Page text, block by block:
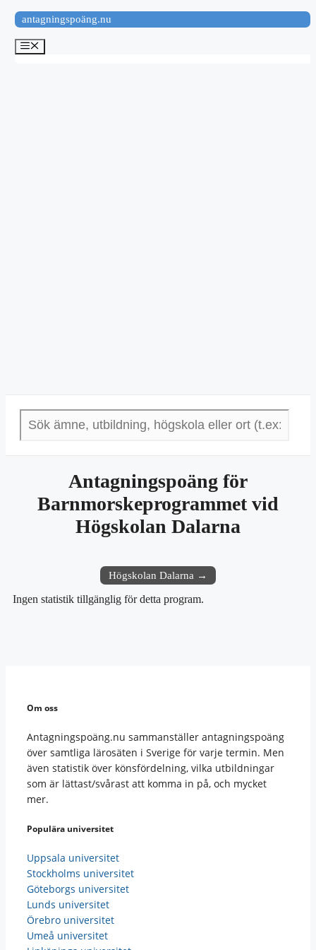
Hoppa
till
innehåll
antagningspoäng.nu
Meny
Antagningspoäng för
Barnmorskeprogrammet vid
Högskolan Dalarna
Högskolan Dalarna →
Ingen statistik tillgänglig för detta program.
Om oss
Antagningspoäng.nu sammanställer antagningspoäng
över samtliga lärosäten i Sverige för varje termin. Men
även statistik över könsfördelning, vilka utbildningar
som är lättast/svårast att komma in på, och mycket
mer.
Populära universitet
Uppsala universitet
Stockholms universitet
Göteborgs universitet
Lunds universitet
Örebro universitet
Umeå universitet